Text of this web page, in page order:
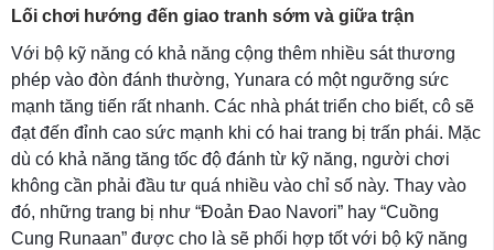
Lối chơi hướng đến giao tranh sớm và giữa trận
Với bộ kỹ năng có khả năng cộng thêm nhiều sát thương
phép vào đòn đánh thường, Yunara có một ngưỡng sức
mạnh tăng tiến rất nhanh. Các nhà phát triển cho biết, cô sẽ
đạt đến đỉnh cao sức mạnh khi có hai trang bị trấn phái. Mặc
dù có khả năng tăng tốc độ đánh từ kỹ năng, người chơi
không cần phải đầu tư quá nhiều vào chỉ số này. Thay vào
đó, những trang bị như “Đoản Đao Navori” hay “Cuồng
Cung Runaan” được cho là sẽ phối hợp tốt với bộ kỹ năng